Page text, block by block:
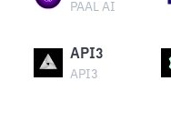
PAAL AI
API3
API3